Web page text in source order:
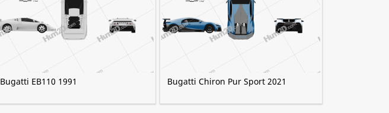
Bugatti EB110 1991 Bugatti Chiron Pur Sport 2021